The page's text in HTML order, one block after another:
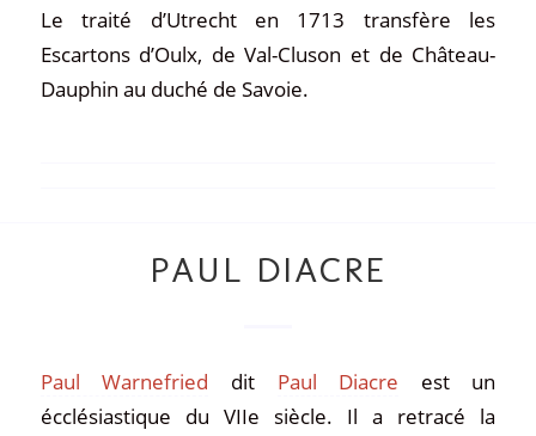
Le traité d’Utrecht en 1713 transfère les
Escartons d’Oulx, de Val-Cluson et de Château-
Dauphin au duché de Savoie.
PAUL DIACRE
Paul Warnefried dit Paul Diacre est un
écclésiastique du VIIe siècle. Il a retracé la